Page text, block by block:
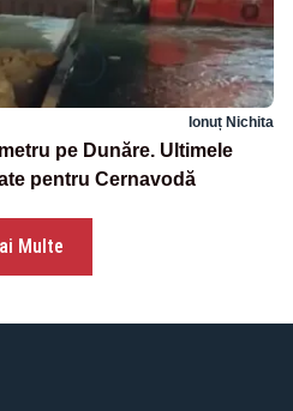
Ionuț Nichita
pe Dunăre. Ultimele
pentru Cernavodă
Multe